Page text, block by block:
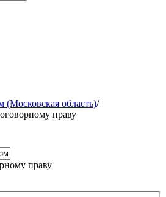
(Московская область)/
праву
праву